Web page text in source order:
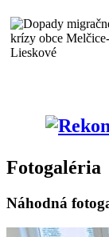
Fotogaléria
Náhodná